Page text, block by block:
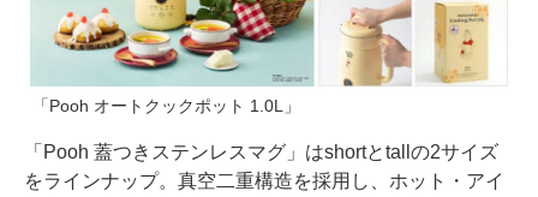
「Pooh オートクックポット 1.0L」
「Pooh 蓋つきステンレスマグ」はshortとtallの2サイズ
をラインナップ。真空二重構造を採用し、ホット・アイ